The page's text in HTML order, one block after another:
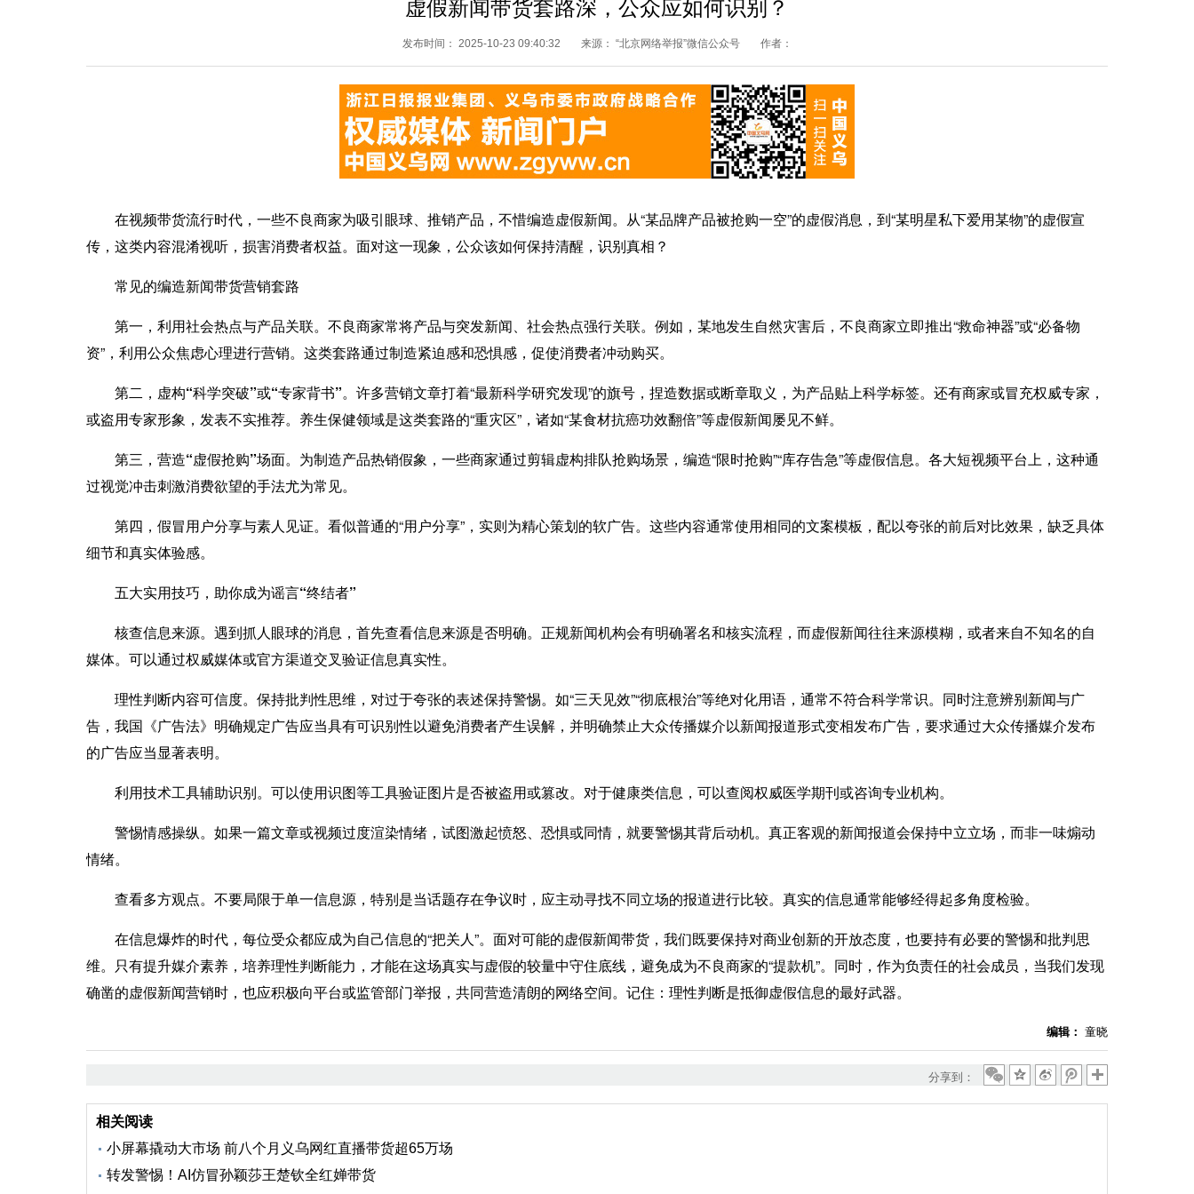
虚假新闻带货套路深，公众应如何识别？
发布时间： 2025-10-23 09:40:32 来源： “北京网络举报”微信公众号 作者：
在视频带货流行时代，一些不良商家为吸引眼球、推销产品，不惜编造虚假新闻。从“某品牌产品被抢购一空”的虚假消息，到“某明星私下爱用某物”的虚假宣
传，这类内容混淆视听，损害消费者权益。面对这一现象，公众该如何保持清醒，识别真相？
常见的编造新闻带货营销套路
第一，利用社会热点与产品关联。 不良商家常将产品与突发新闻、社会热点强行关联。例如，某地发生自然灾害后，不良商家立即推出“救命神器”或“必备物
资”，利用公众焦虑心理进行营销。这类套路通过制造紧迫感和恐惧感，促使消费者冲动购买。
第二，虚构“科学突破”或“专家背书”。 许多营销文章打着“最新科学研究发现”的旗号，捏造数据或断章取义，为产品贴上科学标签。还有商家或冒充权威专家，
或盗用专家形象，发表不实推荐。养生保健领域是这类套路的“重灾区”，诸如“某食材抗癌功效翻倍”等虚假新闻屡见不鲜。
第三，营造“虚假抢购”场面。 为制造产品热销假象，一些商家通过剪辑虚构排队抢购场景，编造“限时抢购”“库存告急”等虚假信息。各大短视频平台上，这种通
过视觉冲击刺激消费欲望的手法尤为常见。
第四，假冒用户分享与素人见证。 看似普通的“用户分享”，实则为精心策划的软广告。这些内容通常使用相同的文案模板，配以夸张的前后对比效果，缺乏具体
细节和真实体验感。
五大实用技巧，助你成为谣言“终结者”
核查信息来源。 遇到抓人眼球的消息，首先查看信息来源是否明确。正规新闻机构会有明确署名和核实流程，而虚假新闻往往来源模糊，或者来自不知名的自
媒体。可以通过权威媒体或官方渠道交叉验证信息真实性。
理性判断内容可信度。 保持批判性思维，对过于夸张的表述保持警惕。如“三天见效”“彻底根治”等绝对化用语，通常不符合科学常识。同时注意辨别新闻与广
告，我国《广告法》明确规定广告应当具有可识别性以避免消费者产生误解，并明确禁止大众传播媒介以新闻报道形式变相发布广告，要求通过大众传播媒介发布
的广告应当显著表明。
利用技术工具辅助识别。 可以使用识图等工具验证图片是否被盗用或篡改。对于健康类信息，可以查阅权威医学期刊或咨询专业机构。
警惕情感操纵。 如果一篇文章或视频过度渲染情绪，试图激起愤怒、恐惧或同情，就要警惕其背后动机。真正客观的新闻报道会保持中立立场，而非一味煽动
情绪。
查看多方观点。 不要局限于单一信息源，特别是当话题存在争议时，应主动寻找不同立场的报道进行比较。真实的信息通常能够经得起多角度检验。
在信息爆炸的时代，每位受众都应成为自己信息的“把关人”。面对可能的虚假新闻带货，我们既要保持对商业创新的开放态度，也要持有必要的警惕和批判思
维。只有提升媒介素养，培养理性判断能力，才能在这场真实与虚假的较量中守住底线，避免成为不良商家的“提款机”。同时，作为负责任的社会成员，当我们发现
确凿的虚假新闻营销时，也应积极向平台或监管部门举报，共同营造清朗的网络空间。记住：理性判断是抵御虚假信息的最好武器。
编辑： 童晓
分享到：
相关阅读
小屏幕撬动大市场 前八个月义乌网红直播带货超65万场
转发警惕！AI仿冒孙颖莎王楚钦全红婵带货